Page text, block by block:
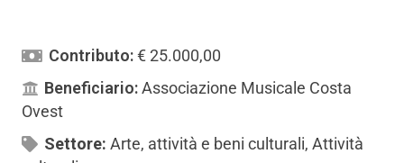
Contributo:€ 25.000,00
Beneficiario:Associazione Musicale Costa
Ovest
Settore: Arte, attività e beni culturali,Attività